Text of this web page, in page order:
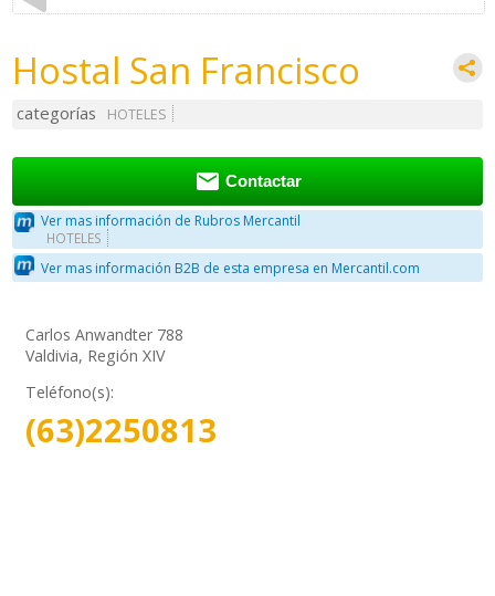
Hostal San Francisco
categorías HOTELES
 Contactar
Ver mas información de Rubros Mercantil
HOTELES
Ver mas información B2B de esta empresa en Mercantil.com
Carlos Anwandter 788
Valdivia, Región XIV
Teléfono(s):
(63)2250813